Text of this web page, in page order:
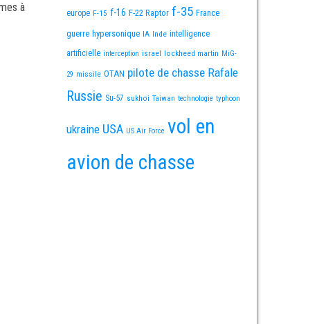
à
europe F-15 f-16 F-22 Raptor f-35 France
guerre hypersonique IA Inde intelligence
artificielle interception israel lockheed martin MiG-
29 missile OTAN pilote de chasse Rafale
Russie Su-57 sukhoi Taiwan technologie typhoon
ukraine USA US Air Force vol en
avion de chasse